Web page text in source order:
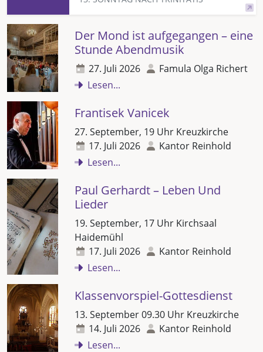
Der Mond ist aufgegangen – eine
Stunde Abendmusik
27. Juli 2026
Famula Olga Richert
Lesen...
Frantisek Vanicek
27. September, 19 Uhr Kreuzkirche
17. Juli 2026
Kantor Reinhold
Lesen...
Paul Gerhardt – Leben Und
Lieder
19. September, 17 Uhr Kirchsaal
Haidemühl
17. Juli 2026
Kantor Reinhold
Lesen...
Klassenvorspiel-Gottesdienst
13. September 09.30 Uhr Kreuzkirche
14. Juli 2026
Kantor Reinhold
Lesen...